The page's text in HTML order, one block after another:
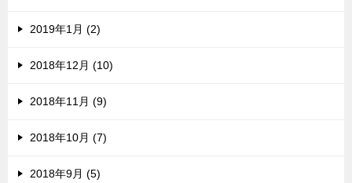
2019年1月 (2)
2018年12月 (10)
2018年11月 (9)
2018年10月 (7)
2018年9月 (5)